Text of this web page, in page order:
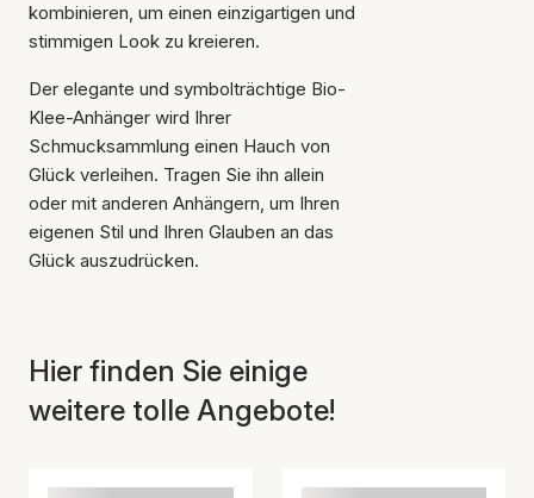
Der Artikel wurde in den
Warenkorb gelegt
kombinieren, um einen einzigartigen und
stimmigen Look zu kreieren.
Der elegante und symbolträchtige Bio-
Klee-Anhänger wird Ihrer
Schmucksammlung einen Hauch von
Glück verleihen. Tragen Sie ihn allein
oder mit anderen Anhängern, um Ihren
eigenen Stil und Ihren Glauben an das
Glück auszudrücken.
Hier finden Sie einige
weitere tolle Angebote!